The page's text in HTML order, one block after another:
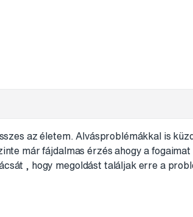
az életem. Alvásproblémákkal is
már fájdalmas érzés ahogy a fogaimat
, hogy megoldást találjak erre a